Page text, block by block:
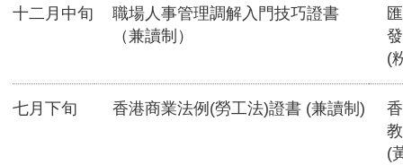
十二月中旬
職場人事管理調解入門技巧證書
（兼讀制）
(
七月下旬 香港商業法例(勞工法)證書 (兼讀制)
(